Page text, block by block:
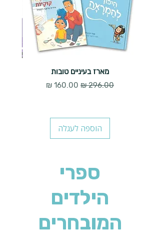
מארז בעיניים טובות
מחיר רגיל
מחיר מבצע
הוספה לעגלה
ספרי
הילדים
המובחרים